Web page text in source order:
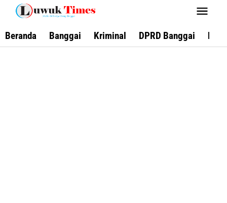
Lewati
konten
Beranda Banggai Kriminal DPRD Banggai